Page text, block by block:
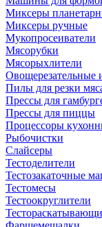
Миксеры
Миксеры ручные
Мукопросеиватели
Мясорубки
Мясорыхлители
Пилы для резки
Прессы для
Прессы для пиццы
Процессоры
Рыбочистки
Слайсеры
Тестоделители
Тестозакаточные
Тестомесы
Тестоокруглители